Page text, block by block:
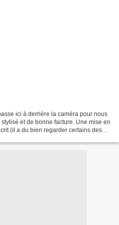
ici à derrière la caméra pour nous
et de bonne facture. Une mise en
(il a du bien regarder certains des